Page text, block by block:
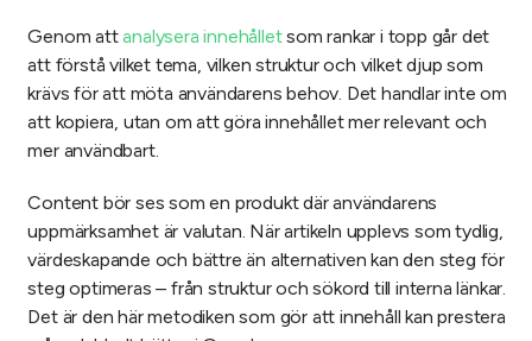
Genom attanalysera innehålletsom rankar i topp går det
att förstå vilket tema, vilken struktur och vilket djup som
krävs för att möta användarens behov. Det handlar inte om
att kopiera, utan om att göra innehållet mer relevant och
mer användbart.
Content bör ses som en produkt där användarens
uppmärksamhet är valutan. När artikeln upplevs som tydlig,
värdeskapande och bättre än alternativen kan den steg för
steg optimeras – från struktur och sökord till interna länkar.
Det är den här metodiken som gör att innehåll kan prestera